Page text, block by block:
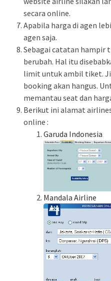
secara online.
Apabila harga di agen
agen saja.
Sebagai catatan hampir
berubah. Hal itu
limit untuk ambil tiket.
booking akan hangus.
memantau seat dan
Berikut ini alamat
online :
Garuda Indonesia
Mandala Airline